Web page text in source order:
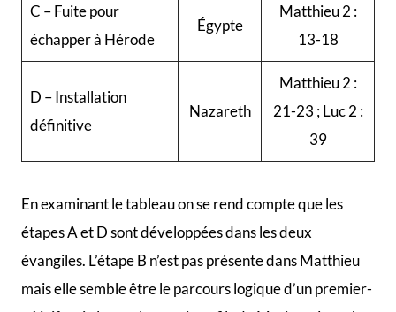
C – Fuite pour
échapper à Hérode
Égypte
Matthieu 2 :
13-18
D – Installation
définitive
Nazareth
Matthieu 2 :
21-23 ; Luc 2 :
39
En examinant le tableau on se rend compte que les
étapes A et D sont développées dans les deux
évangiles. L’étape B n’est pas présente dans Matthieu
mais elle semble être le parcours logique d’un premier-